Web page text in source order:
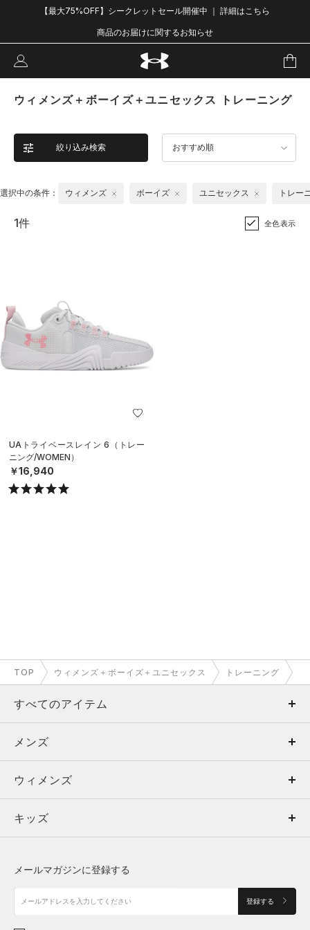
【最大75%OFF】シークレットセール開催中 ｜ 詳細はこちら
商品のお届けに関するお知らせ
ウィメンズ＋ボーイズ＋ユニセックス トレーニング
絞り込み検索 おすすめ順
選択中の条件： ウィメンズ ボーイズ ユニセックス トレー
1件 全色表示
UAトライベースレイン 6（トレー
ニング/WOMEN）
￥16,940
TOP ウィメンズ＋ボーイズ＋ユニセックス トレーニング
すべてのアイテム
メンズ
ウィメンズ
キッズ
アクセサリー
メンズ
トップス
ボトムス
アクセサリー
ウィメンズ
トップス
シューズ
キッズ
メールマガジンに登録する
登録する